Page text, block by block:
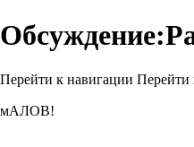
Перейти к навигации Перейти
мАЛОВ!